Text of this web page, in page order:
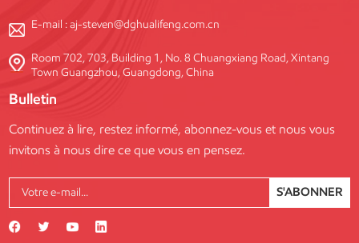
E-mail :aj-steven@dghualifeng.com.cn
Room 702, 703, Building 1, No. 8 Chuangxiang Road, Xintang
Town Guangzhou, Guangdong, China
Bulletin
Continuez à lire, restez informé, abonnez-vous et nous vous
invitons à nous dire ce que vous en pensez.
S'ABONNER